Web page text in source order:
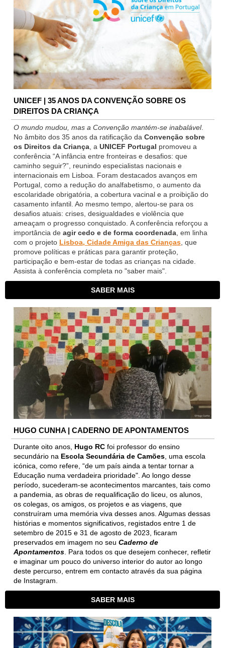
UNICEF | 35 ANOS DA CONVENÇÃO SOBRE OS
DIREITOS DA CRIANÇA
O mundo mudou, mas a Convenção mantém-se inabalável.
No âmbito dos 35 anos da ratificação da Convenção sobre
os Direitos da Criança , a UNICEF Portugal promoveu a
conferência “A infância entre fronteiras e desafios: que
caminho seguir?”, reunindo especialistas nacionais e
internacionais em Lisboa. Foram destacados avanços em
Portugal, como a redução do analfabetismo, o aumento da
escolaridade obrigatória, a cobertura vacinal e a proibição do
casamento infantil. Ao mesmo tempo, alertou-se para os
desafios atuais: crises, desigualdades e violência que
ameaçam o progresso conquistado. A conferência reforçou a
importância de agir cedo e de forma coordenada , em linha
com o projeto Lisboa, Cidade Amiga das Crianças , que
promove políticas e práticas para garantir proteção,
participação e bem-estar de todas as crianças na cidade.
Assista à conferência completa no "saber mais".
SABER MAIS
HUGO CUNHA | CADERNO DE APONTAMENTOS
Durante oito anos, Hugo RC foi professor do ensino
secundário na Escola Secundária de Camões , uma escola
icónica, como refere, “de um país ainda a tentar tornar a
Educação numa verdadeira prioridade". Ao longo desse
período, sucederam-se acontecimentos marcantes, tais como
a pandemia, as obras de requalificação do liceu, os alunos,
os colegas, os amigos, os projetos e as viagens, que
construíram uma memória viva desses anos. Algumas dessas
histórias e momentos significativos, registados entre 1 de
setembro de 2015 e 31 de agosto de 2023, ficaram
preservados em imagem no seu Caderno de
Apontamentos . Para todos os que desejem conhecer, refletir
e imaginar um pouco do universo interior do autor ao longo
deste percurso, entrem em contacto através da sua página
de Instagram.
SABER MAIS